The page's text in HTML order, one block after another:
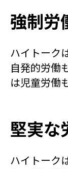
強制労
ハイトーク
自発的労働
は児童労働
堅実な
ハイトーク